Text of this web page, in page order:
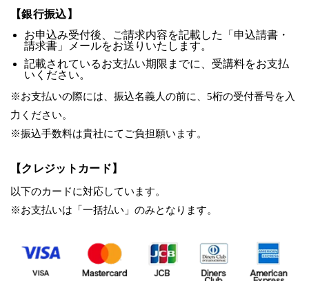
【銀行振込】
お申込み受付後、ご請求内容を記載した「申込請書・
請求書」メールをお送りいたします。
記載されているお支払い期限までに、受講料をお支払
いください。
※お支払いの際には、振込名義人の前に、5桁の受付番号を入
力ください。
※振込手数料は貴社にてご負担願います。
【クレジットカード】
以下のカードに対応しています。
※お支払いは「一括払い」のみとなります。